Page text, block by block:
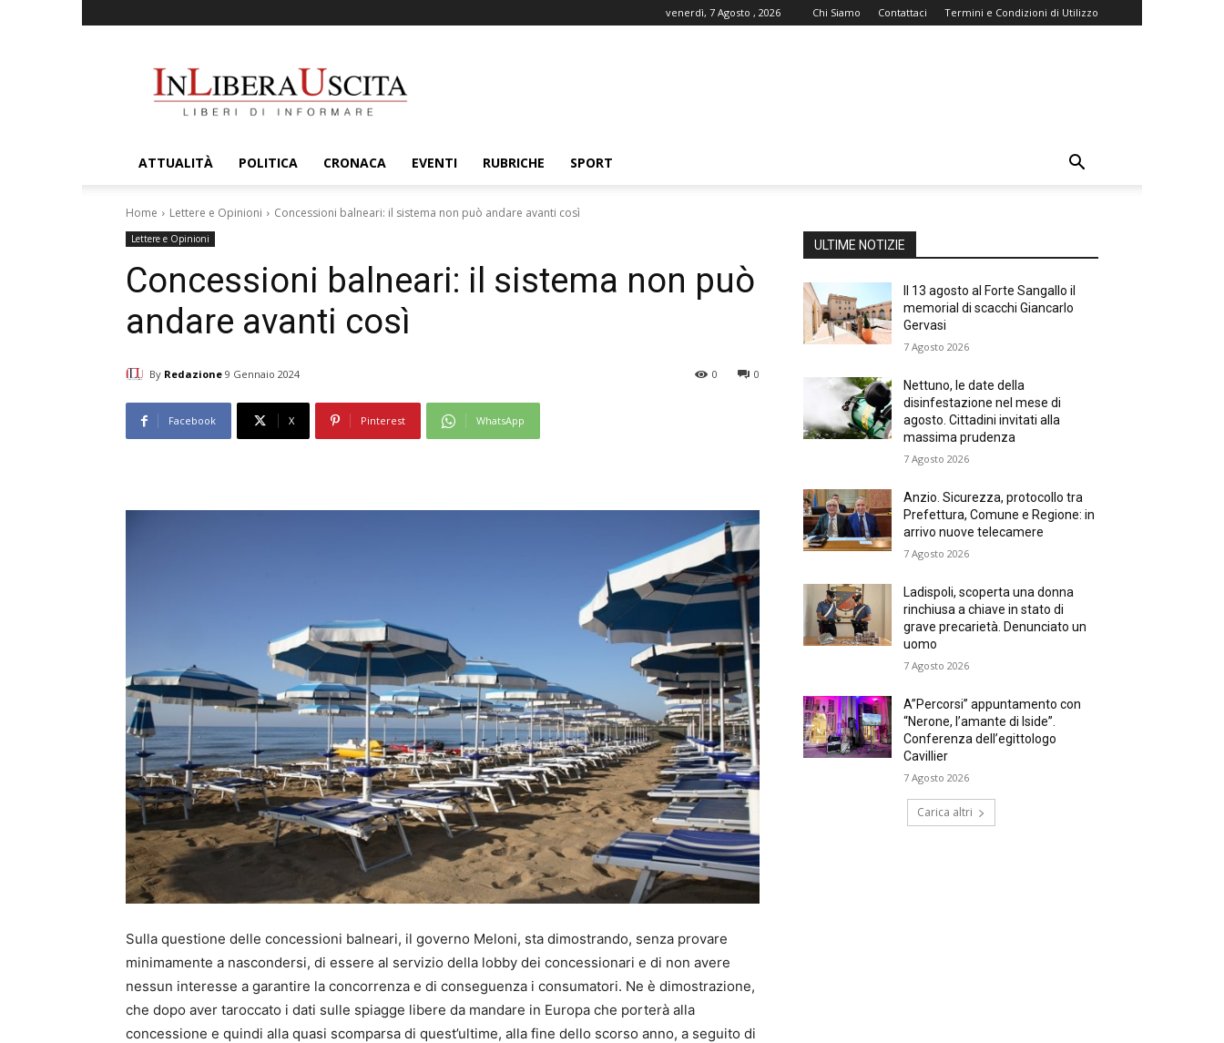
venerdì, 7 Agosto , 2026 Chi Siamo Contattaci Termini e Condizioni di Utilizzo
ATTUALITÀ POLITICA CRONACA EVENTI RUBRICHE SPORT
Home Lettere e Opinioni Concessioni balneari: il sistema non può andare avanti così
Lettere e Opinioni
Concessioni balneari: il sistema non può
andare avanti così
By Redazione 9 Gennaio 2024 0
0
Facebook X Pinterest WhatsApp
Sulla questione delle concessioni balneari, il governo Meloni, sta dimostrando, senza provare
minimamente a nascondersi, di essere al servizio della lobby dei concessionari e di non avere
nessun interesse a garantire la concorrenza e di conseguenza i consumatori. Ne è dimostrazione,
che dopo aver taroccato i dati sulle spiagge libere da mandare in Europa che porterà alla
concessione e quindi alla quasi scomparsa di quest’ultime, alla fine dello scorso anno, a seguito di
ULTIME NOTIZIE
Il 13 agosto al Forte Sangallo il
memorial di scacchi Giancarlo
Gervasi
7 Agosto 2026
Nettuno, le date della
disinfestazione nel mese di
agosto. Cittadini invitati alla
massima prudenza
7 Agosto 2026
Anzio. Sicurezza, protocollo tra
Prefettura, Comune e Regione: in
arrivo nuove telecamere
7 Agosto 2026
Ladispoli, scoperta una donna
rinchiusa a chiave in stato di
grave precarietà. Denunciato un
uomo
7 Agosto 2026
A”Percorsi” appuntamento con
“Nerone, l’amante di Iside”.
Conferenza dell’egittologo
Cavillier
7 Agosto 2026
Carica altri